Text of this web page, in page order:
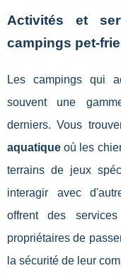
Activités et
campings pet-
Les campings qui
souvent une
derniers. Vous
aquatique où les
terrains de jeux
interagir avec
offrent des
propriétaires de
la sécurité de leur